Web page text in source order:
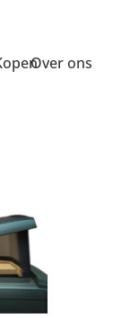
Over ons